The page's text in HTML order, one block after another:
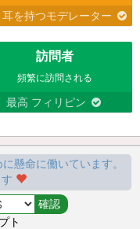
を持つモデレーター
訪問者
頻繁に訪問される
最高 フィリピン
懸命に働いています。
ト